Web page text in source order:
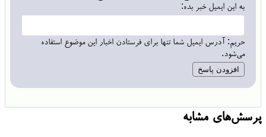
پرسش‌های مشابه
به این ایمیل خبر بده:
حریم: آدرس ایمیل شما تنها برای فرستادن اخبار این موضوع استفاده
می‌شود.